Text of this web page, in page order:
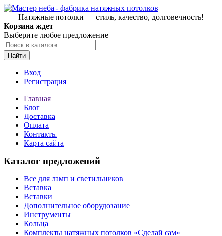
Натяжные потолки — стиль, качество, долговечность!
Корзина ждет
Выберите любое предложение
Найти
Вход
Регистрация
Главная
Блог
Доставка
Оплата
Контакты
Карта сайта
Каталог предложений
Все для ламп и светильников
Вставка
Вставки
Дополнительное оборудование
Инструменты
Кольца
Комплекты натяжных потолков «Сделай сам»